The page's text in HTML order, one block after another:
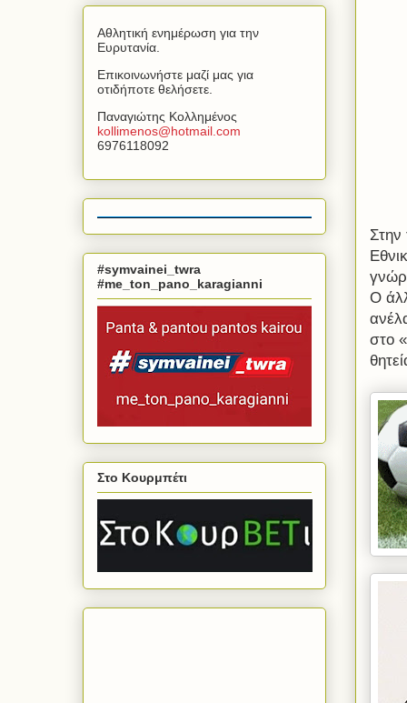
Στην
Ο
στο
Αθλητική ενημέρωση για την
Ευρυτανία.
Επικοινωνήστε μαζί μας για
οτιδήποτε θελήσετε.
Παναγιώτης Κολλημένος
kollimenos@hotmail com
6976118092
#symvainei_twra
#me_ton_pano_karagianni
Στο Κουρμπέτι